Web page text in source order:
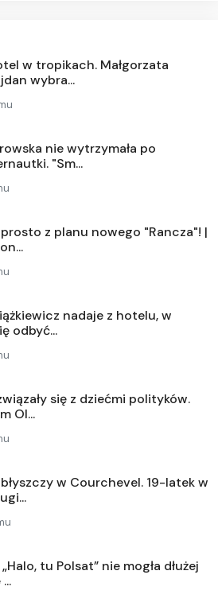
w tropikach. Małgorzata
wybra...
nie wytrzymała po
"Sm...
z planu nowego "Rancza"! |
nadaje z hotelu, w
odbyć...
się z dziećmi polityków.
Ol...
błyszczy w Courchevel. 19-latek w
tu Polsat” nie mogła dłużej